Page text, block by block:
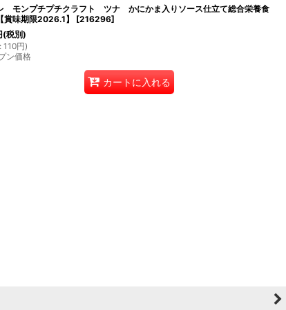
モンプチプチクラフト ツナ かにかま入りソース仕立て総合栄養食
味期限2026.1】
[216296]
(税別)
: 110円)
ン価格
カートに入れる